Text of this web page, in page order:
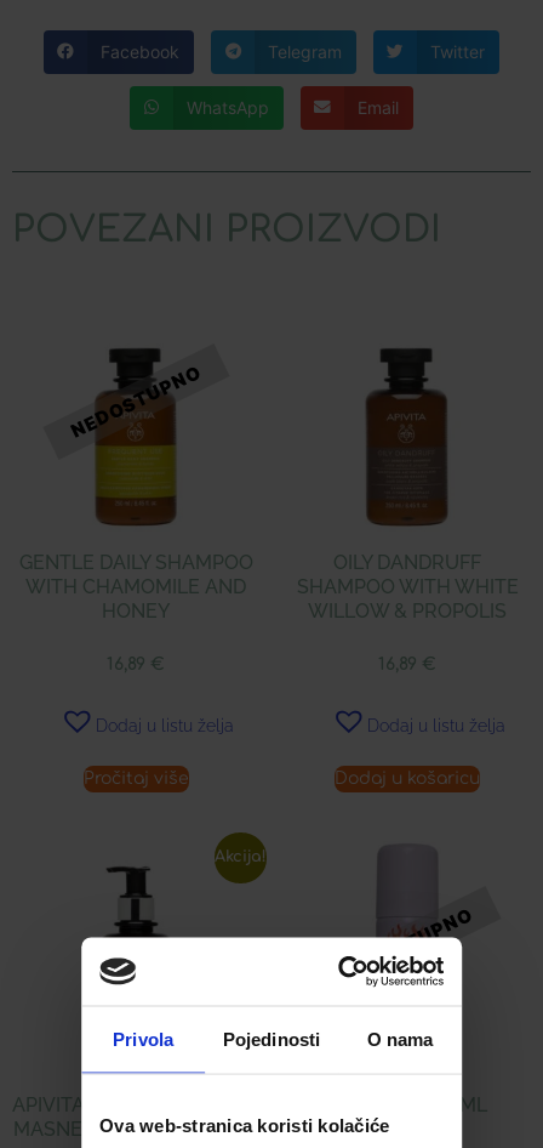
Privola Pojedinosti O nama
Ova web-stranica koristi kolačiće
Facebook Telegram Twitter
WhatsApp Email
POVEZANI PROIZVODI
GENTLE DAILY SHAMPOO
WITH CHAMOMILE AND
HONEY
16,89 €
Dodaj u listu želja
Pročitaj više
OILY DANDRUFF
SHAMPOO WITH WHITE
WILLOW & PROPOLIS
16,89 €
Dodaj u listu želja
Dodaj u košaricu
Akcija!
APIVITA GEL ZA UMIVANJE
MASNE I MJEŠOVITE KOŽE
IRIX SPREJ 75 ML